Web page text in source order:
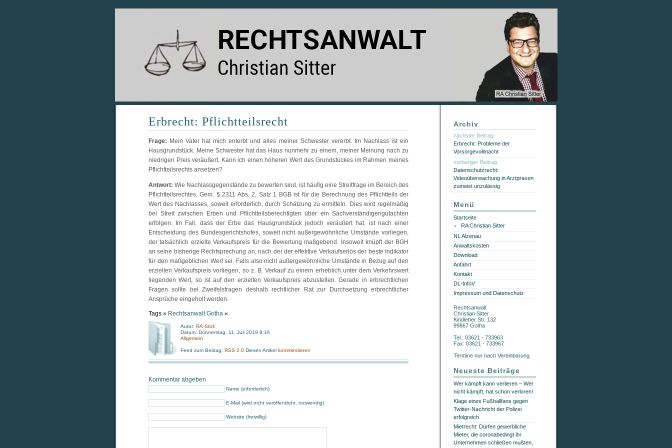
Erbrecht: Pflichtteilsrecht
Frage: Mein Vater hat mich enterbt und alles meiner Schwester vererbt. Im Nachlass ist ein
Hausgrundstück. Meine Schwester hat das Haus nunmehr zu einem, meiner Meinung nach zu
niedrigen Preis veräußert. Kann ich einen höheren Wert des Grundstückes im Rahmen meines
Pflichtteilsrechts ansetzen?
Antwort: Wie Nachlassgegenstände zu bewerten sind, ist häufig eine Streitfrage im Bereich des
Pflichtteilsrechtes. Gem. § 2311 Abs. 2, Satz 1 BGB ist für die Berechnung des Pflichtteils der
Wert des Nachlasses, soweit erforderlich, durch Schätzung zu ermitteln. Dies wird regelmäßig
bei Streit zwischen Erben und Pflichtteilsberechtigten über ein Sachverständigengutachten
erfolgen. Im Fall, dass der Erbe das Hausgrundstück jedoch veräußert hat, ist nach einer
Entscheidung des Bundesgerichtshofes, soweit nicht außergewöhnliche Umstände vorliegen,
der tatsächlich erzielte Verkaufspreis für die Bewertung maßgebend. Insoweit knüpft der BGH
an seine bisherige Rechtsprechung an, nach der der effektive Verkaufserlös der beste Indikator
für den maßgeblichen Wert sei. Falls also nicht außergewöhnliche Umstände in Bezug auf den
erzielten Verkaufspreis vorliegen, so z. B. Verkauf zu einem erheblich unter dem Verkehrswert
liegenden Wert, so ist auf den erzielten Verkaufspreis abzustellen. Gerade in erbrechtlichen
Fragen sollte bei Zweifelsfragen deshalb rechtlicher Rat zur Durchsetzung erbrechtlicher
Ansprüche eingeholt werden.
Tags » Rechtsanwalt Gotha «
Autor: RA-Stoll
Datum: Donnerstag, 11. Juli 2019 9:16
Allgemein
Feed zum Beitrag: RSS 2.0 Diesen Artikel kommentieren
Kommentar abgeben
Name (erforderlich)
E-Mail (wird nicht veröffentlicht, notwendig)
Website (freiwillig)
Archiv
nächster Beitrag
Erbrecht: Probleme der
Vorsorgevollmacht
vorheriger Beitrag
Datenschutzrecht:
Videoüberwachung in Arztpraxen
zumeist unzulässig
Menü
Startseite
RA Christian Sitter
NL Alzenau
Anwaltskosten
Download
Anfahrt
Kontakt
DL-InfoV
Impressum und Datenschutz
Rechtsanwalt
Christian Sitter
Kindleber Str. 132
99867 Gotha
Tel.: 03621 - 733963
Fax: 03621 - 733967
Termine nur nach Vereinbarung
Neueste Beiträge
Wer kämpft kann verlieren – Wer
nicht kämpft, hat schon verloren!
Klage eines Fußballfans gegen
Twitter-Nachricht der Polizei
erfolgreich
Mietrecht: Dürfen gewerbliche
Mieter, die coronabedingt ihr
Unternehmen schließen mußten,